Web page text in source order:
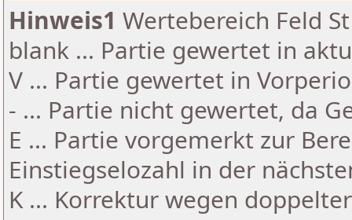
Hinweis1 Wertebereich Feld
blank ... Partie gewertet in
V ... Partie gewertet in
- ... Partie nicht gewertet, da
E ... Partie vorgemerkt zur
Einstiegselozahl in der
K ... Korrektur wegen